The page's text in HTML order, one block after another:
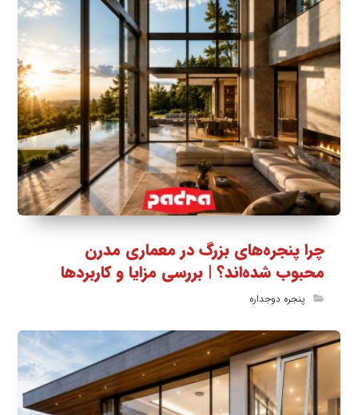
چرا پنجره‌های بزرگ در معماری مدرن
محبوب شده‌اند؟ | بررسی مزایا و کاربردها
پنجره دوجداره